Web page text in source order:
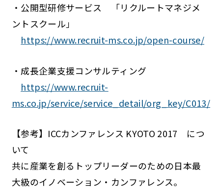
・公開型研修サービス 「リクルートマネジメ
ントスクール」
https://www.recruit-ms.co.jp/open-course/
・成長企業支援コンサルティング
https://www.recruit-
ms.co.jp/service/service_detail/org_key/C013/
【参考】ICCカンファレンス KYOTO 2017 につ
いて
共に産業を創るトップリーダーのための日本最
大級のイノベーション・カンファレンス。